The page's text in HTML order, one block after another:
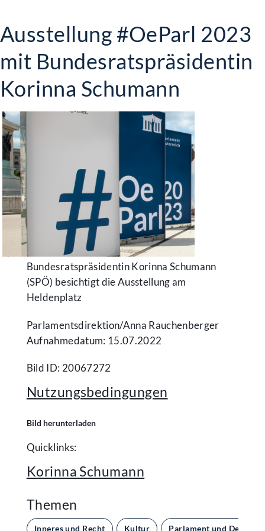
Ausstellung #OeParl 2023
mit Bundesratspräsidentin
Korinna Schumann
Bundesratspräsidentin Korinna Schumann
(SPÖ) besichtigt die Ausstellung am
Heldenplatz
Parlamentsdirektion/​Anna Rauchenberger
Aufnahmedatum: 15.07.2022
Bild ID: 20067272
Nutzungsbedingungen
Bild herunterladen
Quicklinks:
Korinna Schumann
Themen
Inneres und Recht Kultur Parlament und